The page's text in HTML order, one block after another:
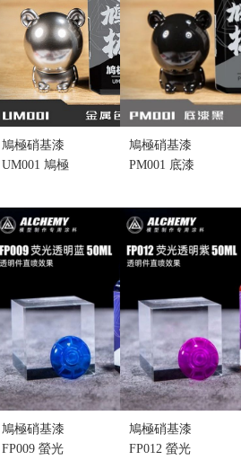
鳩極硝基漆
UM001 鳩極
100ML(不挑
盒況)(售完缺
貨...
售價:0
鳩極硝基漆
PM001 底漆
(不挑盒況)
(售完缺貨...
售價:0
鳩極硝基漆
FP009 螢光
鳩極硝基漆
FP012 螢光